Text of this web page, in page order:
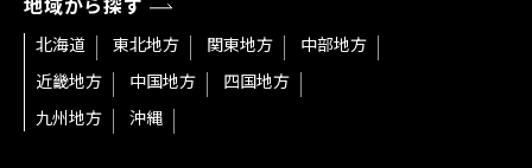
地域から探す
北海道 東北地方 関東地方
中部地方
近畿地方
中国地方
四国地方
九州地方
沖縄